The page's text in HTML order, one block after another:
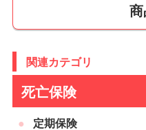
万が一のときには、国の
も遺族年金だけでその後
せん。そんなときに公的
生活にかかるお金の負担
商
関連カテゴリ
死亡保険
定期保険